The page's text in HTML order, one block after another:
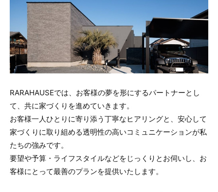
RARAHAUSEでは、お客様の夢を形にするパートナーとし
て、共に家づくりを進めていきます。
お客様一人ひとりに寄り添う丁寧なヒアリングと、安心して
家づくりに取り組める透明性の高いコミュニケーションが私
たちの強みです。
要望や予算・ライフスタイルなどをじっくりとお伺いし、お
客様にとって最善のプランを提供いたします。